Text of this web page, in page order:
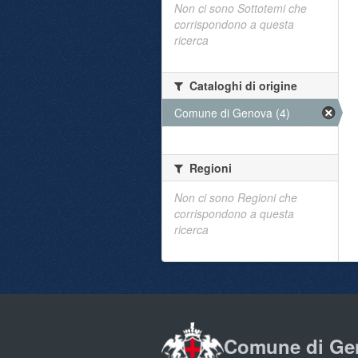
Non ci sono Sottotemi che
corrispondono a questa
ricerca
Cataloghi di origine
Comune di Genova (4)
Regioni
Non ci sono Regioni che
corrispondono a questa
ricerca
Comune di